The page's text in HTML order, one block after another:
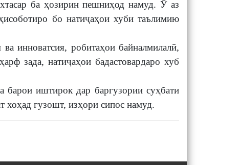
ба ҳозирин пешниҳод намуд. Ӯ аз
бо натиҷаҳои хуби таълимию
инноватсия, робитаҳои байналмилалӣ,
зада, натиҷаҳои бадастовардаро хуб
барои иштирок дар баргузории суҳбати
гузошт, изҳори сипос намуд.